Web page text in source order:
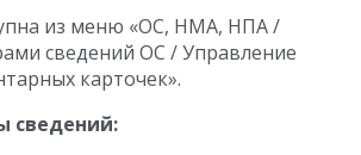
из меню «ОС, НМА, НПА /
сведений ОС / Управление
карточек».
сведений: